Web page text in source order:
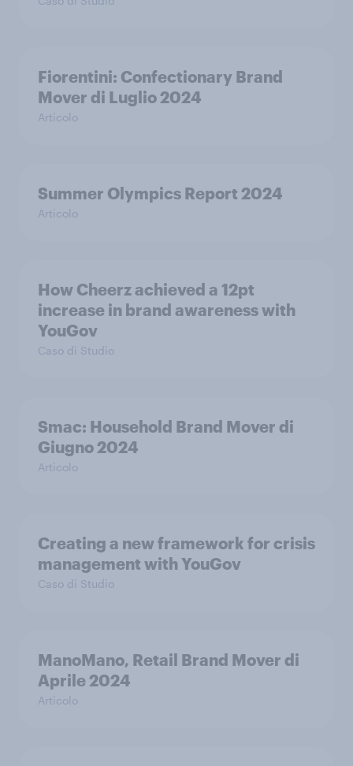
Fiorentini: Confectionary Brand
Mover di Luglio 2024
Articolo
Summer Olympics Report 2024
Articolo
How Cheerz achieved a 12pt
increase in brand awareness with
YouGov
Caso di Studio
Smac: Household Brand Mover di
Giugno 2024
Articolo
Creating a new framework for crisis
management with YouGov
Caso di Studio
ManoMano, Retail Brand Mover di
Aprile 2024
Articolo